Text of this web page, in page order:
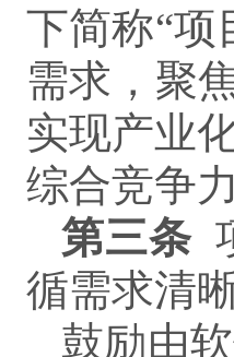
下简称“项
需求，聚
实现产业
综合竞争
第三条
循需求清
鼓励由